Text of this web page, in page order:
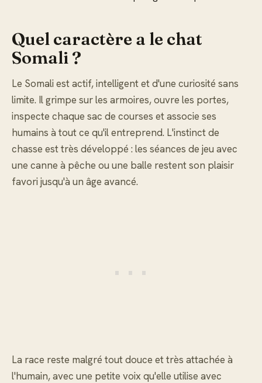
Quel caractère a le chat
Somali ?
Le Somali est actif, intelligent et d'une curiosité sans
limite. Il grimpe sur les armoires, ouvre les portes,
inspecte chaque sac de courses et associe ses
humains à tout ce qu'il entreprend. L'instinct de
chasse est très développé : les séances de jeu avec
une canne à pêche ou une balle restent son plaisir
favori jusqu'à un âge avancé.
La race reste malgré tout douce et très attachée à
l'humain, avec une petite voix qu'elle utilise avec